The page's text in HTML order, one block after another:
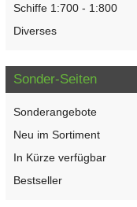
Schiffe 1:700 - 1:800
Diverses
Sonder-Seiten
Sonderangebote
Neu im Sortiment
In Kürze verfügbar
Bestseller